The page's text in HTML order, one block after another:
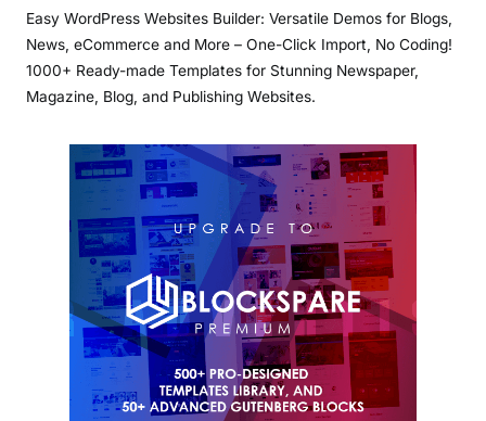
Easy WordPress Websites Builder: Versatile Demos for Blogs,
News, eCommerce and More – One-Click Import, No Coding!
1000+ Ready-made Templates for Stunning Newspaper,
Magazine, Blog, and Publishing Websites.